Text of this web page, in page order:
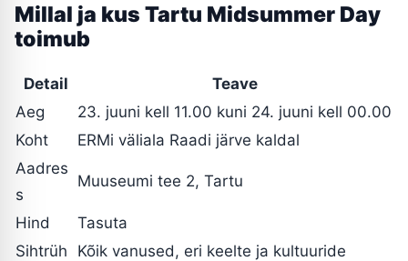
Millal ja kus Tartu Midsummer Day
toimub
Detail
Teave
Aeg
23. juuni kell 11.00 kuni 24. juuni kell 00.00
Koht
ERMi väliala Raadi järve kaldal
Aadres
s
Muuseumi tee 2, Tartu
Hind
Tasuta
Sihtrüh
Kõik vanused, eri keelte ja kultuuride